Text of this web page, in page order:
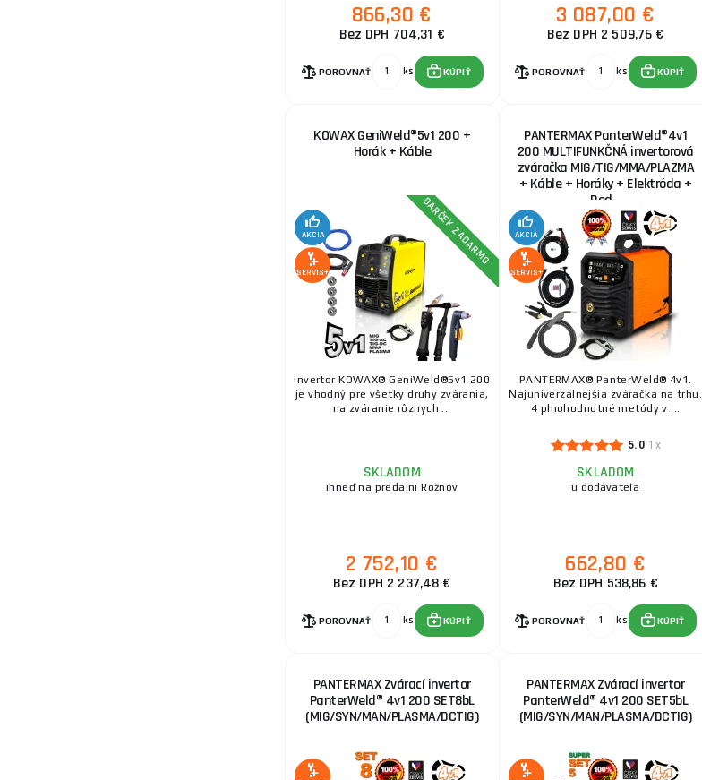
866,30 €
Bez DPH 704,31 €
POROVNAŤ ks KÚPIŤ
3 087,00 €
Bez DPH 2 509,76 €
POROVNAŤ ks KÚPIŤ
KOWAX GeniWeld®5v1 200 +
Horák + Káble
AKCIA
SERVIS+
DARČEK ZADARMO
Invertor KOWAX® GeniWeld®5v1 200
je vhodný pre všetky druhy zvárania,
na zváranie rôznych ...
SKLADOM
ihneď na predajni Rožnov
2 752,10 €
Bez DPH 2 237,48 €
POROVNAŤ ks KÚPIŤ
PANTERMAX PanterWeld®4v1
200 MULTIFUNKČNÁ invertorová
zváračka MIG/TIG/MMA/PLAZMA
+ Káble + Horáky + Elektróda +
Red....
AKCIA
SERVIS+
PANTERMAX® PanterWeld® 4v1.
Najuniverzálnejšia zváračka na trhu.
4 plnohodnotné metódy v ...
5.0 1x
SKLADOM
u dodávateľa
662,80 €
Bez DPH 538,86 €
POROVNAŤ ks KÚPIŤ
PANTERMAX Zvárací invertor
PanterWeld® 4v1 200 SET8bL
(MIG/SYN/MAN/PLASMA/DCTIG)
PANTERMAX Zvárací invertor
PanterWeld® 4v1 200 SET5bL
(MIG/SYN/MAN/PLASMA/DCTIG)